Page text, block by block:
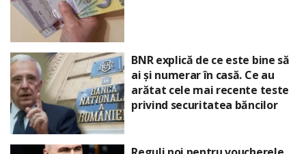
BNR explică de ce este bine să
ai și numerar în casă. Ce au
arătat cele mai recente teste
privind securitatea băncilor